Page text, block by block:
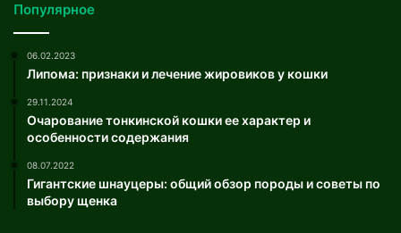
Популярное
06.02.2023
Липома: признаки и лечение жировиков у кошки
29.11.2024
Очарование тонкинской кошки ее характер и
особенности содержания
08.07.2022
Гигантские шнауцеры: общий обзор породы и советы по
выбору щенка